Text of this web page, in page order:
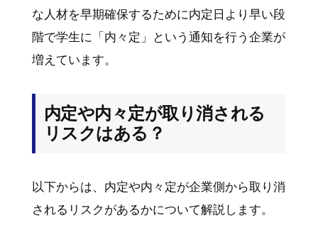
な人材を早期確保するために内定日より早い段
階で学生に「内々定」という通知を行う企業が
増えています。
内定や内々定が取り消される
リスクはある？
以下からは、内定や内々定が企業側から取り消
されるリスクがあるかについて解説します。